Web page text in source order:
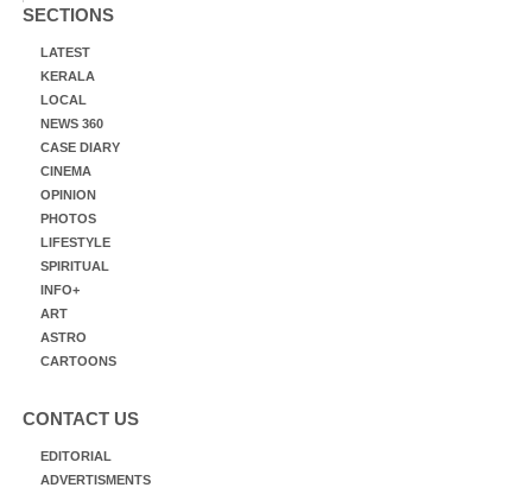
SECTIONS
LATEST
KERALA
LOCAL
NEWS 360
CASE DIARY
CINEMA
OPINION
PHOTOS
LIFESTYLE
SPIRITUAL
INFO+
ART
ASTRO
CARTOONS
CONTACT US
EDITORIAL
ADVERTISMENTS